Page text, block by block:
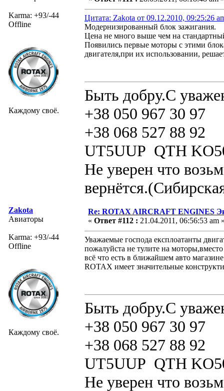
Karma: +93/-44
Offline
Каждому своё.
Цитата: Zakota от 09.12.2010, 09:25:26
Модернизированный блок зажигания.
Цена не много выше чем на
Появились первые моторы с этими
двигателя,при их использовании,
Быть добру.С
+38 050 967 30 97
+38 068 527 88 92
UT5UUP QTH
Не уверен что
Zakota
Авиаторы
Karma: +93/-44
Offline
Каждому своё.
Re: ROTAX AIRCRAFT ENGINES
« Ответ #112 : 21.04.2011, 06:56:53 am
Уважаемые господа експлоатанты
пожалуйста не тулите на
всё что есть в ближайшем авто
ROTAX имеет значительные
Быть добру.С
+38 050 967 30 97
+38 068 527 88 92
UT5UUP QTH
Не уверен что